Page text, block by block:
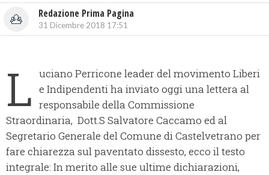
Redazione Prima Pagina
31 Dicembre 2018 17:51
L uciano Perricone leader del movimento Liberi
e Indipendenti ha inviato oggi una lettera al
responsabile della Commissione
Straordinaria, Dott.S Salvatore Caccamo ed al
Segretario Generale del Comune di Castelvetrano per
fare chiarezza sul paventato dissesto, ecco il testo
integrale: In merito alle sue ultime dichiarazioni,